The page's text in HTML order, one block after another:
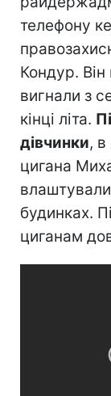
телефону
Кондур. Він
вигнали з
кінці літа.
дівчинки,
цигана
будинках.
циганам